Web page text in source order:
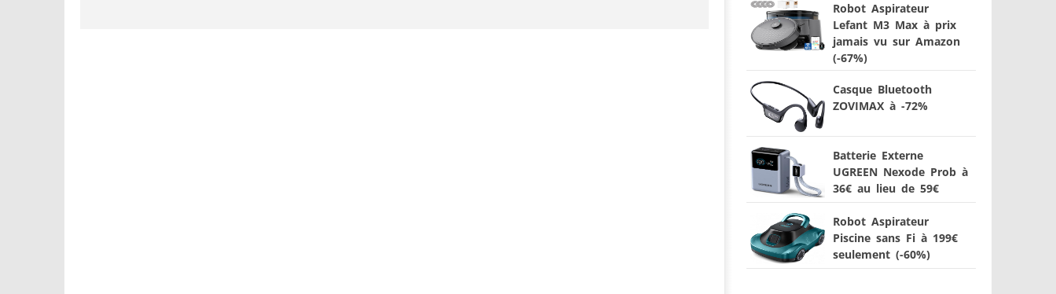
Robot Aspirateur
Lefant M3 Max à prix
jamais vu sur Amazon
(-67%)
Casque Bluetooth
ZOVIMAX à -72%
Batterie Externe
UGREEN Nexode Prob à
36€ au lieu de 59€
Robot Aspirateur
Piscine sans Fi à 199€
seulement (-60%)